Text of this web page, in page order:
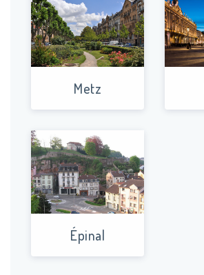
Metz
Épinal